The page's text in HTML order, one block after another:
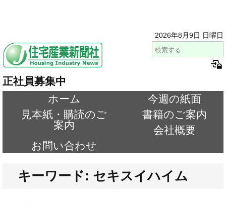
2026年8月9日 日曜日
正社員募集中
ホーム
今週の紙面
見本紙・購読のご
案内
書籍のご案内
会社概要
お問い合わせ
キーワード: セキスイハイム